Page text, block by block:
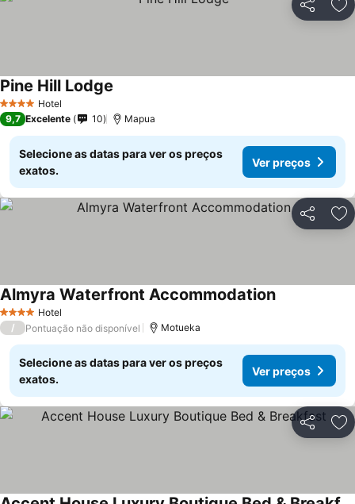
Partilhar
4 EstrelasHotel
Pine Hill Lodge
9,7 Excelente 10 Mapua
Selecione as datas para ver os preços
exatos.
Ver preços
Partilhar
4 EstrelasHotel
Almyra Waterfront Accommodation
/ Pontuação não disponível Motueka
Selecione as datas para ver os preços
exatos.
Ver preços
Partilhar